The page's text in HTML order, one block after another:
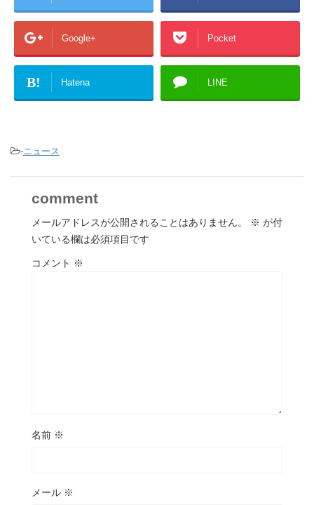
Google+ Pocket
B! Hatena LINE
-ニュース
comment
メールアドレスが公開されることはありません。 ※ が付
いている欄は必須項目です
コメント ※
名前 ※
メール ※